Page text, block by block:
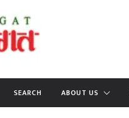
SEARCH ABOUT US